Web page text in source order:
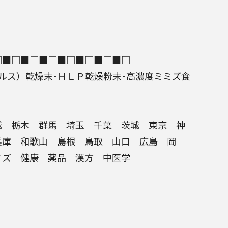
ス）乾燥末･ ＨＬＰ乾燥粉末･高濃度ミミズ食
栃木 群馬 埼玉 千葉 茨城 東京 神
和歌山 島根 鳥取 山口 広島 岡
健康 薬品 漢方 中医学